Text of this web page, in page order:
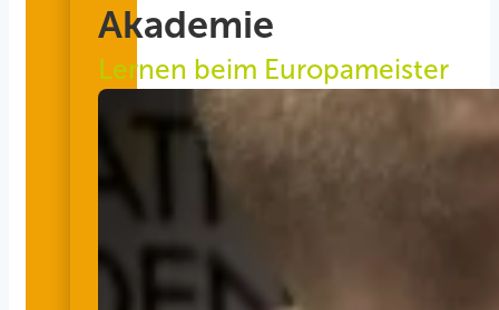
Akademie
Lernen beim Europameister